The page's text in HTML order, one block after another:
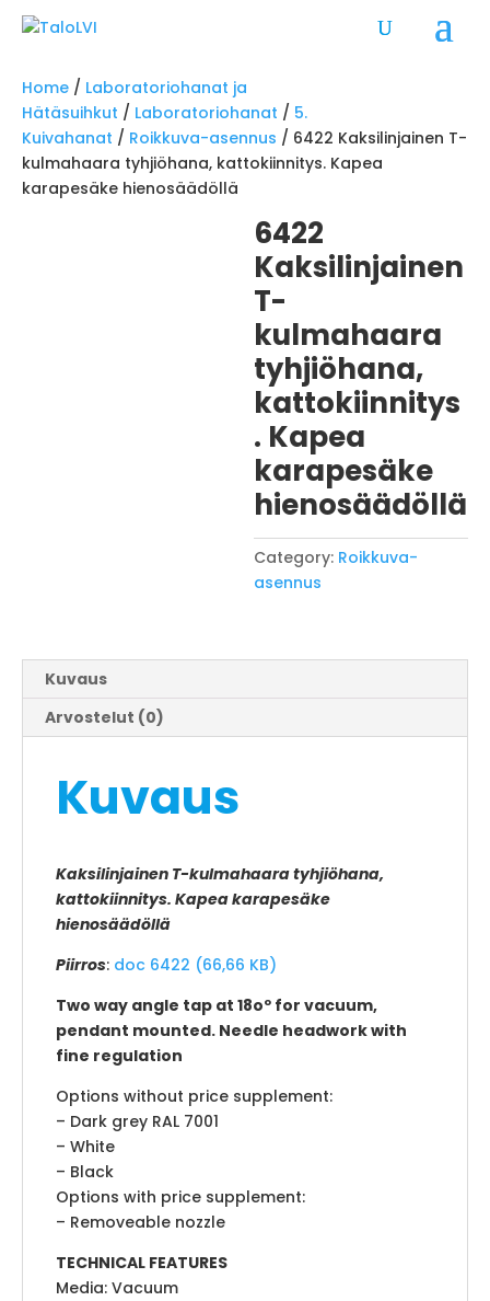
Home / Laboratoriohanat ja
Hätäsuihkut / Laboratoriohanat / 5.
Kuivahanat / Roikkuva-asennus / 6422 Kaksilinjainen T-
kulmahaara tyhjiöhana, kattokiinnitys. Kapea
karapesäke hienosäädöllä
6422
Kaksilinjainen
T-
kulmahaara
tyhjiöhana,
kattokiinnitys
. Kapea
karapesäke
hienosäädöllä
Category: Roikkuva-
asennus
Kuvaus
Arvostelut (0)
Kuvaus
Kaksilinjainen T-kulmahaara tyhjiöhana,
kattokiinnitys. Kapea karapesäke
hienosäädöllä
Piirros: doc 6422 (66,66 KB)
Two way angle tap at 18oº for vacuum,
pendant mounted. Needle headwork with
fine regulation
Options without price supplement:
– Dark grey RAL 7001
– White
– Black
Options with price supplement:
– Removeable nozzle
TECHNICAL FEATURES
Media: Vacuum